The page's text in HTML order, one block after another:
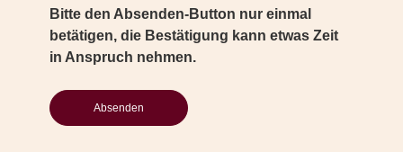
Bitte den Absenden-Button nur einmal
betätigen, die Bestätigung kann etwas Zeit
in Anspruch nehmen.